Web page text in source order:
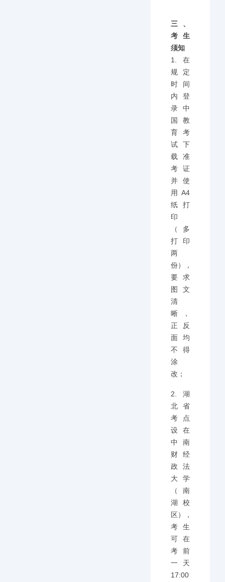
三、
考生
须知
1.在
规定
时间
内登
录中
国教
育考
试下
载准
考证
并使
用A4
纸打
印
（多
打印
两
份），
要求
图文
清
晰，
正反
面均
不得
涂
改；
2.湖
北省
考点
设在
中南
财经
政法
大学
（南
湖校
区），
考生
可在
考前
一天
17:00